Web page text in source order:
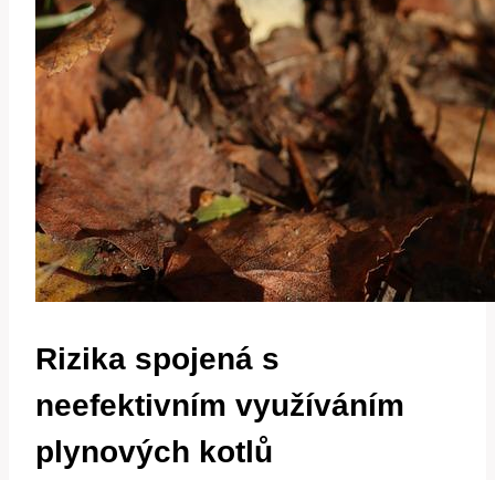
Rizika spojená s
neefektivním využíváním
plynových kotlů